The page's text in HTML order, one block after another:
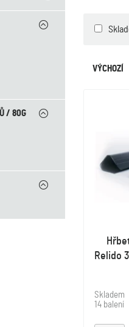
/ 80G
VÝCHOZÍ
Relido
Skladem
14 balení